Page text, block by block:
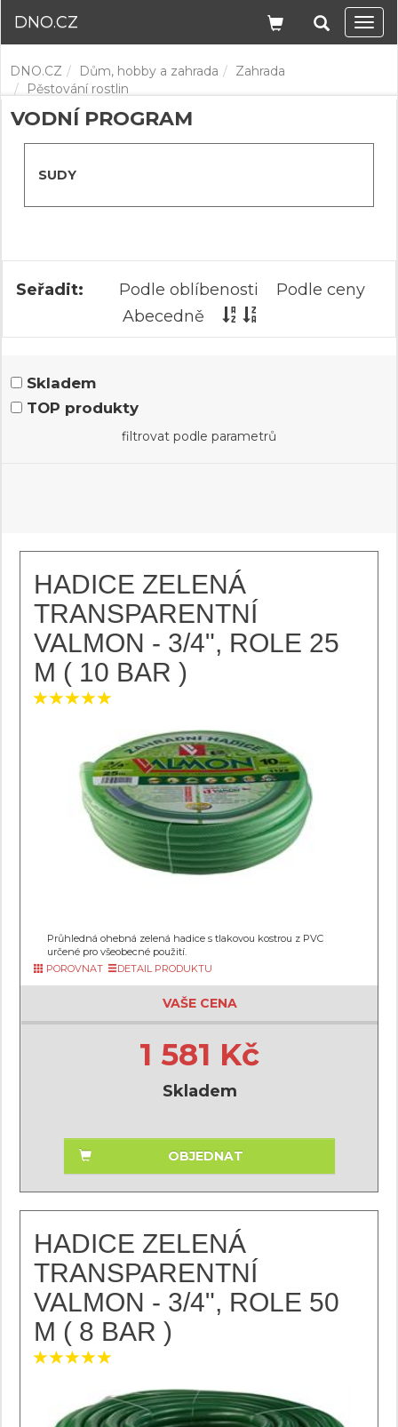
DNO.CZ
DNO.CZ Dům, hobby a zahrada
Zahrada
Pěstování rostlin
VODNÍ PROGRAM
SUDY
Seřadit: Podle oblíbenosti
Podle ceny
Abecedně
Skladem
TOP produkty
filtrovat podle parametrů
HADICE ZELENÁ
TRANSPARENTNÍ
VALMON - 3/4", ROLE 25
M ( 10 BAR )
Průhledná ohebná zelená hadice s tlakovou kostrou z PVC
určené pro všeobecné použití.
POROVNAT
DETAIL PRODUKTU
VAŠE CENA
1 581 Kč
Skladem
OBJEDNAT
HADICE ZELENÁ
TRANSPARENTNÍ
VALMON - 3/4", ROLE 50
M ( 8 BAR )